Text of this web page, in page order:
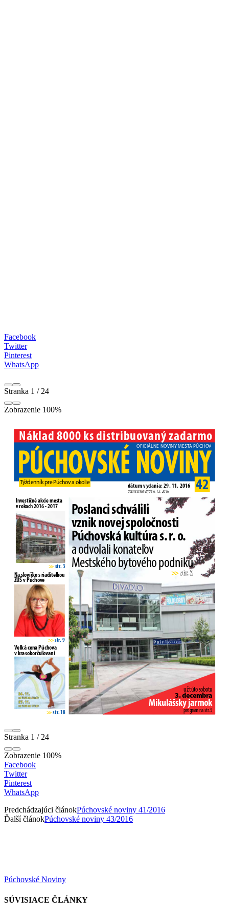
Facebook
Twitter
Pinterest
WhatsApp
Stranka 1 / 24
Zobrazenie 100%
Stranka 1 /24
Zobrazenie 100%
Facebook
Twitter
Pinterest
WhatsApp
Predchádzajúci článokPúchovské noviny 41/2016
Ďalší článokPúchovské noviny 43/2016
Púchovské Noviny
SÚVISIACE ČLÁNKY